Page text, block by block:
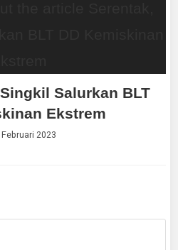
Salurkan BLT
Ekstrem
2023